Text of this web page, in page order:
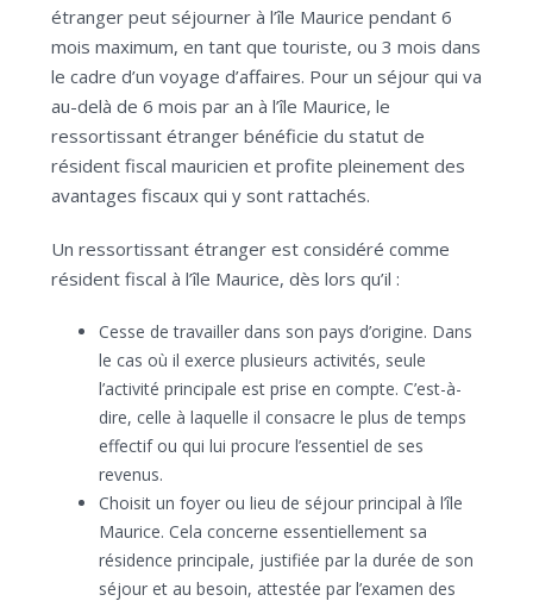
étranger peut séjourner à l’île Maurice pendant 6
mois maximum, en tant que touriste, ou 3 mois dans
le cadre d’un voyage d’affaires. Pour un séjour qui va
au-delà de 6 mois par an à l’île Maurice, le
ressortissant étranger bénéficie du statut de
résident fiscal mauricien et profite pleinement des
avantages fiscaux qui y sont rattachés.
Un ressortissant étranger est considéré comme
résident fiscal à l’île Maurice, dès lors qu’il :
Cesse de travailler dans son pays d’origine. Dans
le cas où il exerce plusieurs activités, seule
l’activité principale est prise en compte. C’est-à-
dire, celle à laquelle il consacre le plus de temps
effectif ou qui lui procure l’essentiel de ses
revenus.
Choisit un foyer ou lieu de séjour principal à l’île
Maurice. Cela concerne essentiellement sa
résidence principale, justifiée par la durée de son
séjour et au besoin, attestée par l’examen des